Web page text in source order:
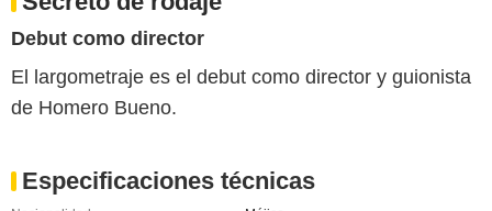
Debut como director
El largometraje es el debut como director y guionista
de Homero Bueno.
Especificaciones técnicas